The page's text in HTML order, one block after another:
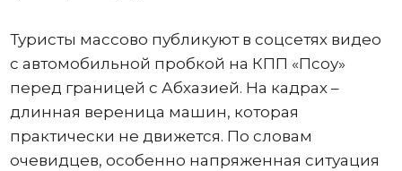
Туристы массово публикуют в соцсетях видео
с автомобильной пробкой на КПП «Псоу»
перед границей с Абхазией. На кадрах –
длинная вереница машин, которая
практически не движется. По словам
очевидцев, особенно напряженная ситуация